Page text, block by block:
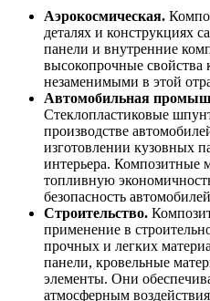
Аэрокосмическая.
деталях и конструкциях
панели и внутренние
высокопрочные свойства
незаменимыми в этой
Автомобильная
Стеклопластиковые
производстве
изготовлении кузовных
интерьера. Композитные
топливную
безопасность
Строительство.
применение в
прочных и легких
панели, кровельные
элементы. Они
атмосферным